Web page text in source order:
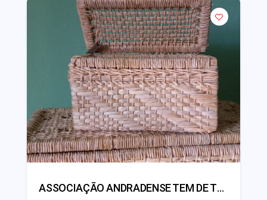
ASSOCIAÇÃO ANDRADENSE TEM DE TUDO ARTESANAL